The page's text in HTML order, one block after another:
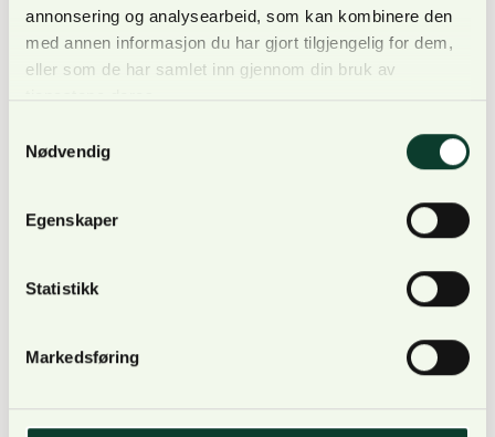
annonsering og analysearbeid, som kan kombinere den
med annen informasjon du har gjort tilgjengelig for dem,
eller som de har samlet inn gjennom din bruk av
Nødvendig
Egenskaper
Statistikk
Markedsføring
til gode, forteller Bergsaker.
– Dette er jo et område hvor snømengden er
mindre snømengder er jo at veldig mange skiløyper
i Oslomarka nå nettopp går på veier.
I tråd med regelverket
Når det gjelder de juridiske vurderingene opplever